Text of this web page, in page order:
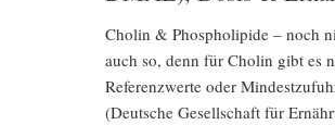
Cholin & Phospholipide – noch
auch so, denn für Cholin gibt es
Referenzwerte oder
(Deutsche Gesellschaft für